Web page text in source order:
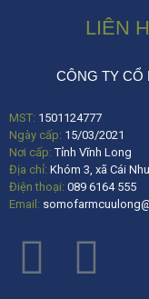
LIÊN
CÔNG TY CỔ
MST: 1501124777
Ngày cấp: 15/03/2021
Nơi cấp:Tỉnh Vĩnh Long
Địa chỉ: Khóm 3, xã Cái
Điện thoại: 089 6164 555
Email: